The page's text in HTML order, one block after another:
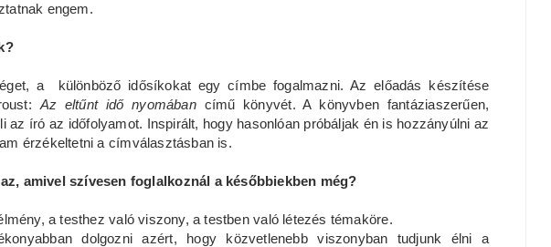
engem.
a különböző idősíkokat egy címbe fogalmazni. Az előadás készítése
Az eltűnt idő nyomábancímű könyvét. A könyvben fantáziaszerűen,
az író az időfolyamot. Inspirált, hogy hasonlóan próbáljak én is hozzányúlni az
érzékeltetni a címválasztásban is.
amivel szívesen foglalkoznál a későbbiekben még?
a testhez való viszony, a testben való létezés témaköre.
dolgozni azért, hogy közvetlenebb viszonyban tudjunk élni a